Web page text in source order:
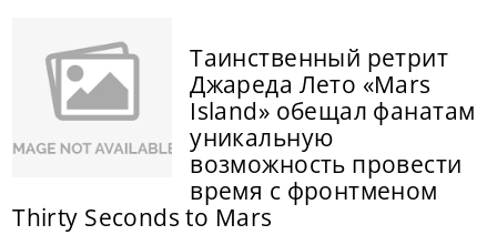
Таинственный ретрит
Джареда Лето «Mars
Island» обещал фанатам
уникальную
возможность провести
время с фронтменом
Thirty Seconds to Mars